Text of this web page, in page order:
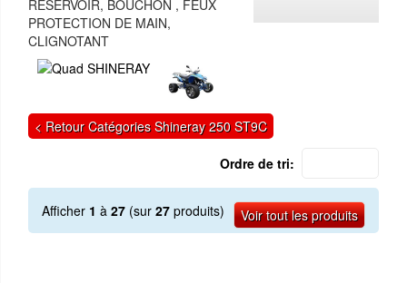
RÉSERVOIR, BOUCHON , FEUX
PROTECTION DE MAIN,
CLIGNOTANT
< Retour Catégories Shineray 250 ST9C
Ordre de tri:
Afficher 1 à 27 (sur 27 produits) Voir tout les produits